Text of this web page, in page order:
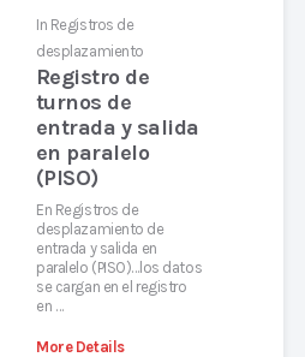
In Registros de
desplazamiento
Registro de
turnos de
entrada y salida
en paralelo
(PISO)
En Registros de
desplazamiento de
entrada y salida en
paralelo (PISO)…los datos
se cargan en el registro
en …
More Details